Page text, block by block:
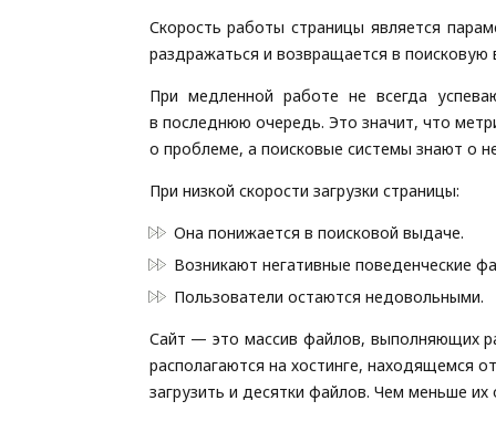
Скорость работы страницы является
раздражаться и возвращается в поисковую
При медленной работе не всегда
в последнюю очередь. Это значит, что
о проблеме, а поисковые системы знают о
При низкой скорости загрузки страницы:
Она понижается в поисковой выдаче.
Возникают негативные поведенческие
Пользователи остаются недовольными.
Сайт — это массив файлов, выполняющих
располагаются на хостинге, находящемся
загрузить и десятки файлов. Чем меньше